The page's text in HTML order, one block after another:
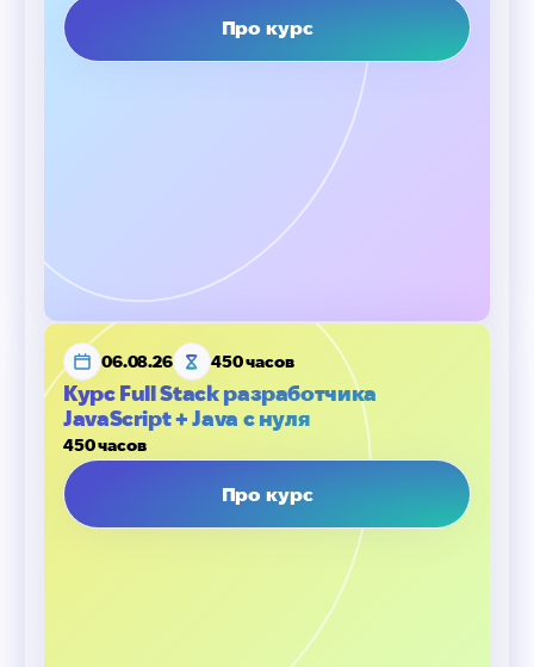
Про курс
06.08.26 450 часов
Курс Full Stack разработчика
JavaScript + Java с нуля
450 часов
Про курс